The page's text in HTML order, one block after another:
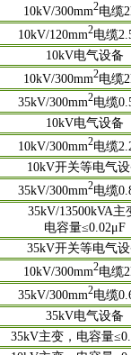
10kV/300mm2电缆
10kV/120mm2电缆
10kV电气设备
10kV/300mm2电缆
35kV/300mm2电缆
10kV电气设备
10kV/300mm2电缆
10kV开关等电气
35kV/300mm2电缆
35kV/13500kVA主
电容量≤0.02μF
35kV开关等电气
10kV/300mm2电缆
35kV/300mm2电缆
35kV电气设备
35kV主变，电容量